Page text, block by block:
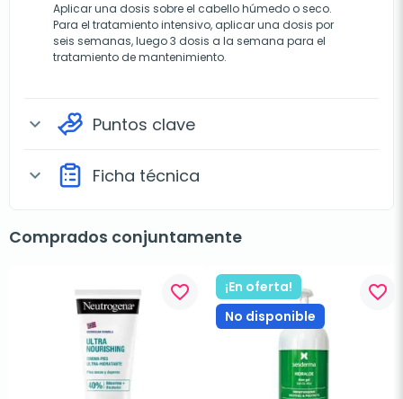
Aplicar una dosis sobre el cabello húmedo o seco.
Para el tratamiento intensivo, aplicar una dosis por
seis semanas, luego 3 dosis a la semana para el
tratamiento de mantenimiento.
expand_more Puntos clave
expand_more Ficha técnica
Comprados conjuntamente
favorite_border
¡En oferta!
No disponible
favorite_border